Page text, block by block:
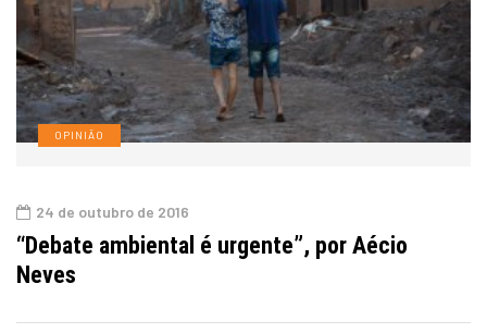
OPINIÃO
24 de outubro de 2016
“Debate ambiental é urgente”, por Aécio
Neves